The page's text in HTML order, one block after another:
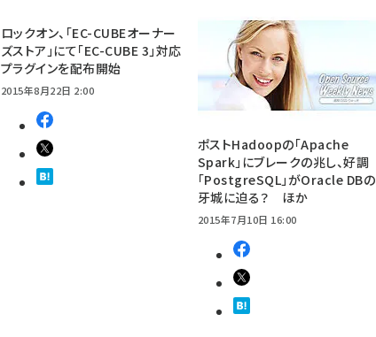
ロックオン、「EC-CUBEオーナー
ズストア」にて「EC-CUBE 3」対応
プラグインを配布開始
2015年8月22日 2:00
ポストHadoopの「Apache
Spark」にブレークの兆し、好調
「PostgreSQL」がOracle DBの
牙城に迫る？ ほか
2015年7月10日 16:00